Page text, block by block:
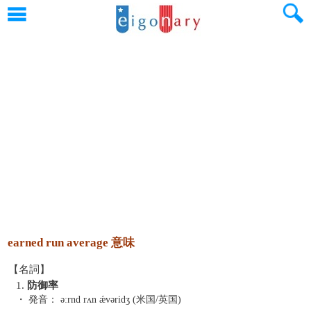
earned run average 意味
【名詞】
1. 防御率
・ 発音： əːrnd rʌn ǽvəridʒ (米国/英国)